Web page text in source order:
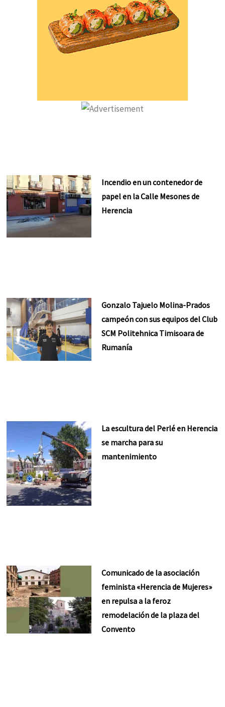
Incendio en un contenedor de
papel en la Calle Mesones de
Herencia
Gonzalo Tajuelo Molina-Prados
campeón con sus equipos del Club
SCM Politehnica Timisoara de
Rumanía
La escultura del Perlé en Herencia
se marcha para su
mantenimiento
Comunicado de la asociación
feminista «Herencia de Mujeres»
en repulsa a la feroz
remodelación de la plaza del
Convento